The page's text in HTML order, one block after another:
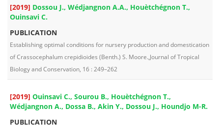
[2019] Dossou J., Wédjangnon A.A., Houètchégnon T.,
Ouinsavi C.
PUBLICATION
Establishing optimal conditions for nursery production and domestication
of Crassocephalum crepidioides (Benth.) S. Moore.,Journal of Tropical
Biology and Conservation, 16 : 249–262
[2019] Ouinsavi C., Sourou B., Houètchégnon T.,
Wédjangnon A., Dossa B., Akin Y., Dossou J., Houndjo M-R.
PUBLICATION